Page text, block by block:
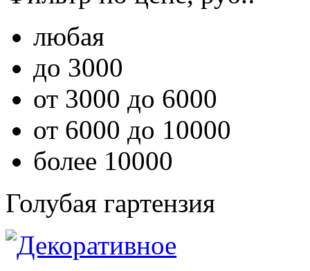
любая
до 3000
от 3000 до 6000
от 6000 до 10000
более 10000
Голубая гартензия